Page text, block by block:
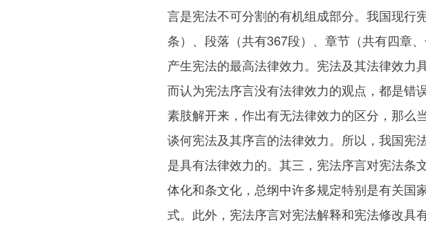
言是宪法不可分割的有机组成部分。我国现行
条）、段落（共有367段）、章节（共有四章
产生宪法的最高法律效力。宪法及其法律效力
而认为宪法序言没有法律效力的观点，都是错
素肢解开来，作出有无法律效力的区分，那么
谈何宪法及其序言的法律效力。所以，我国宪
是具有法律效力的。其三，宪法序言对宪法条
体化和条文化，总纲中许多规定特别是有关国
式。此外，宪法序言对宪法解释和宪法修改具